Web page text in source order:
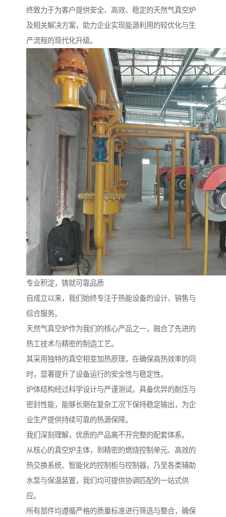
终致力于为客户提供安全、高效、稳定的天然气真空炉
及相关解决方案，助力企业实现能源利用的较优化与生
产流程的现代化升级。
专业积淀，铸就可靠品质
自成立以来，我们始终专注于热能设备的设计、销售与
综合服务。
天然气真空炉作为我们的核心产品之一，融合了先进的
热工技术与精密的制造工艺。
其采用独特的真空相变加热原理，在确保高热效率的同
时，显著提升了设备运行的安全性与稳定性。
炉体结构经过科学设计与严谨测试，具备优异的耐压与
密封性能，能够长期在复杂工况下保持稳定输出，为企
业生产提供持续可靠的热源保障。
我们深刻理解，优质的产品离不开完整的配套体系。
从核心的真空炉主体，到精密的燃烧控制单元、高效的
热交换系统、智能化的控制柜与控制器，乃至各类辅助
水泵与保温装置，我们均可提供协调匹配的一站式供
应。
所有部件均遵循严格的质量标准进行筛选与整合，确保